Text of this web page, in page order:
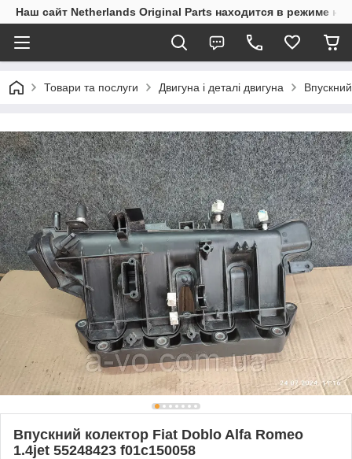
Наш сайт Netherlands Original Parts находится в режиме
Товари та послуги Двигуна і деталі двигуна
Впускний колектор Fiat Doblo Alfa Romeo
1.4jet 55248423 f01c150058